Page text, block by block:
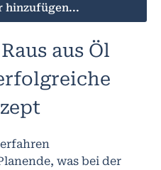
hinzufügen...
aus Öl
was bei der